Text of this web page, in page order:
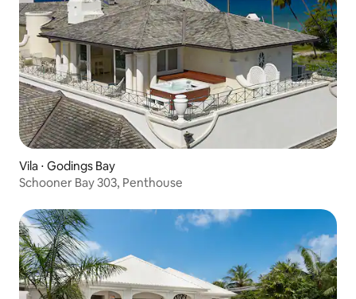
Vila ⋅ Godings Bay
Schooner Bay 303, Penthouse